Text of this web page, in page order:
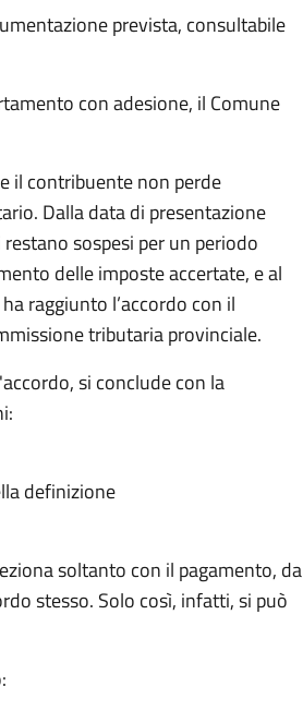
prevista, consultabile
con adesione, il Comune
il contribuente non perde
Dalla data di presentazione
sospesi per un periodo
delle imposte accertate, e al
raggiunto l’accordo con il
tributaria provinciale.
si conclude con la
definizione
soltanto con il pagamento, da
stesso. Solo così, infatti, si può